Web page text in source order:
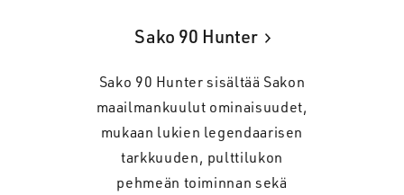
Sako 90 Hunter
Sako 90 Hunter sisältää Sakon
maailmankuulut ominaisuudet,
mukaan lukien legendaarisen
tarkkuuden, pulttilukon
pehmeän toiminnan sekä